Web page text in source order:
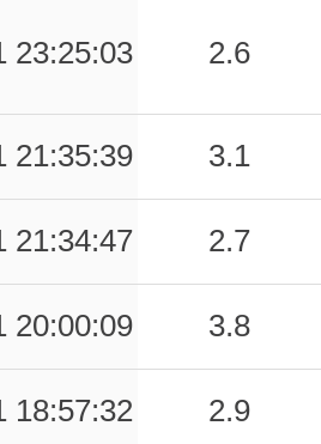
23:25:03 2.6
21:35:39 3.1
21:34:47 2.7
20:00:09 3.8
18:57:32 2.9